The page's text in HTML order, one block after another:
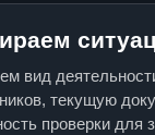
вид
текущую
проверки для